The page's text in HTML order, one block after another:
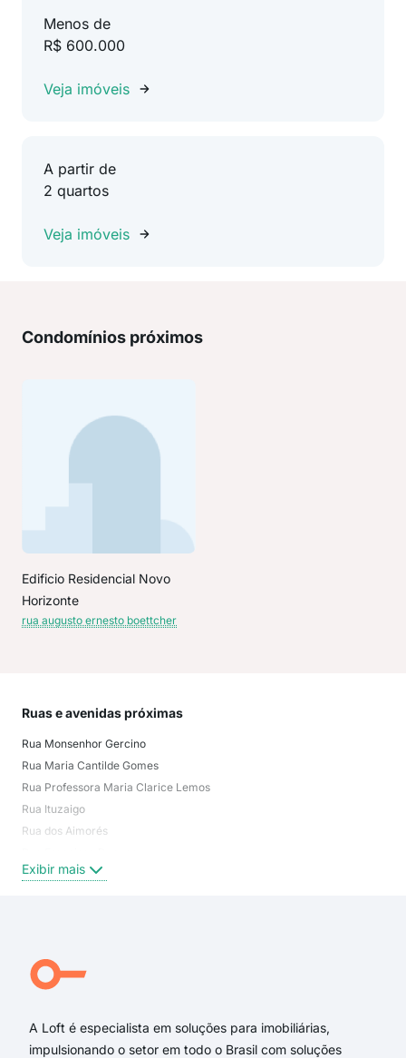
Menos de
R$ 600.000
Veja imóveis
A partir de
2 quartos
Veja imóveis
Condomínios próximos
Edificio Residencial Novo
Horizonte
rua augusto ernesto boettcher
Ruas e avenidas próximas
Rua Monsenhor Gercino
Rua Maria Cantilde Gomes
Rua Professora Maria Clarice Lemos
Rua Ituzaigo
Rua dos Aimorés
Rua dos Alfaiates
Rua Alfredo Wagner
Rua dos Desenhistas
Exibir mais
A Loft é especialista em soluções para imobiliárias,
impulsionando o setor em todo o Brasil com soluções